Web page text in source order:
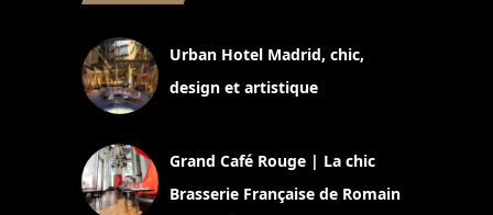
Urban Hotel Madrid, chic,
design et artistique
Grand Café Rouge | La chic
Brasserie Française de Romain